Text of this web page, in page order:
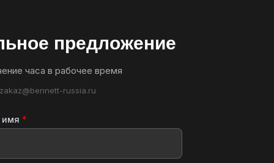
предложение
часа в рабочее время
russia.ru
*